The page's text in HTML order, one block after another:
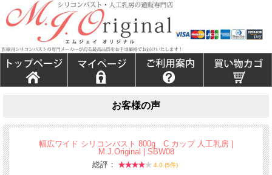
お客様の声
幅広ワイド シリコンバスト 800g C カップ 人工乳房 |
M.J.Original | SBW08
総評：
4.0 (5件)